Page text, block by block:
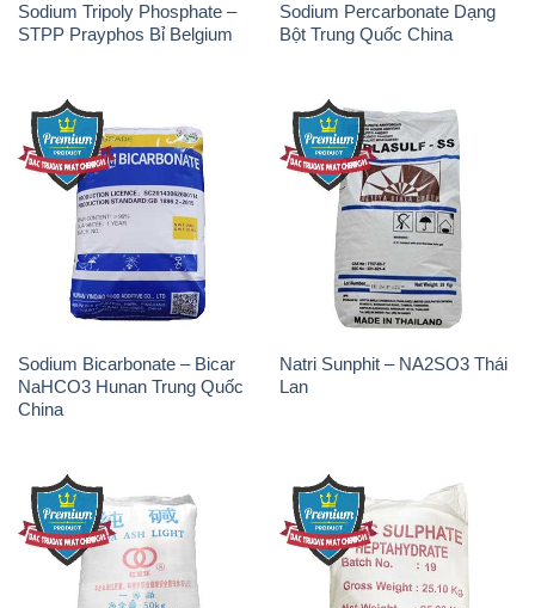
Sodium Tripoly Phosphate –
STPP Prayphos Bỉ Belgium
Sodium Percarbonate Dạng
Bột Trung Quốc China
Sodium Bicarbonate – Bicar
NaHCO3 Hunan Trung Quốc
China
Natri Sunphit – NA2SO3 Thái
Lan